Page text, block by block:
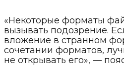
«Некоторые форматы
вызывать подозрение.
вложение в странном
сочетании форматов,
не открывать его», —